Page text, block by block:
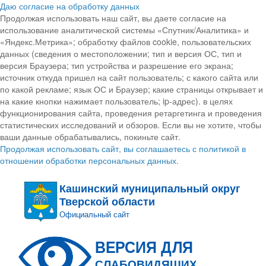
Даю согласие на обработку данных
Продолжая использовать наш сайт, вы даете согласие на
использование аналитической системы «Спутник/Аналитика» и
«Яндекс.Метрика»; обработку файлов cookie, пользовательских
данных (сведения о местоположении; тип и версия ОС, тип и
версия Браузера; тип устройства и разрешение его экрана;
источник откуда пришел на сайт пользователь; с какого сайта или
по какой рекламе; язык ОС и Браузер; какие страницы открывает и
на какие кнопки нажимает пользователь; ip-адрес). в целях
функционирования сайта, проведения ретаргетинга и проведения
статистических исследований и обзоров. Если вы не хотите, чтобы
ваши данные обрабатывались, покиньте сайт.
Продолжая использовать сайт, вы соглашаетесь с политикой в
отношении обработки персональных данных.